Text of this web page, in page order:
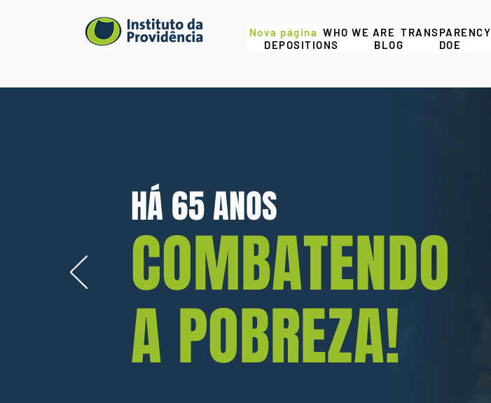
Nova página WHO WE ARE TRANSPARENCY
DEPOSITIONS
BLOG DOE
HÁ 65 ANOS
COMBATENDO
A POBREZA!